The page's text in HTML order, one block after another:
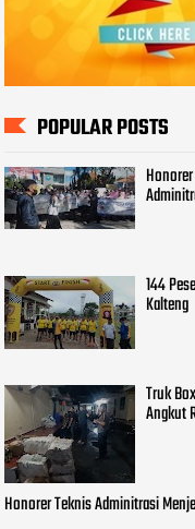
POPULAR POSTS
144
Kalteng
Truk
Angkut
Honorer Teknis Adminitrasi